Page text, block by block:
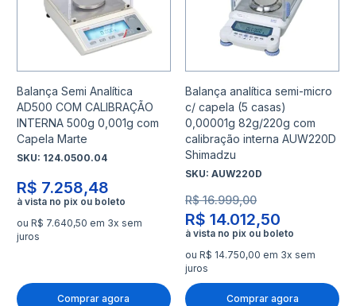
Balança Semi Analítica
AD500 COM CALIBRAÇÃO
INTERNA 500g 0,001g com
Capela Marte
SKU: 124.0500.04
R$ 7.258,48
ou R$ 7.640,50 em 3x sem
juros
Comprar agora
Balança analítica semi-micro
c/ capela (5 casas)
0,00001g 82g/220g com
calibração interna AUW220D
Shimadzu
SKU:AUW220D
R$ 14.012,50
R$ 16.999,00
ou R$ 14.750,00 em 3x sem
juros
Comprar agora